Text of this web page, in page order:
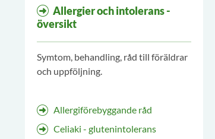
Allergier och intolerans -
översikt
Symtom, behandling, råd till föräldrar
och uppföljning.
Allergiförebyggande råd
Celiaki - glutenintolerans